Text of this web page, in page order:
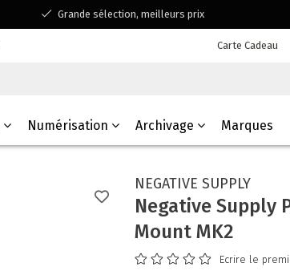
Grande sélection, meilleurs prix
Disponible pour toutes vos questionsCarte Cadeau
Numérisation Archivage Marques
NEGATIVE SUPPLY
Negative Supply
Mount MK2
Ecrire le